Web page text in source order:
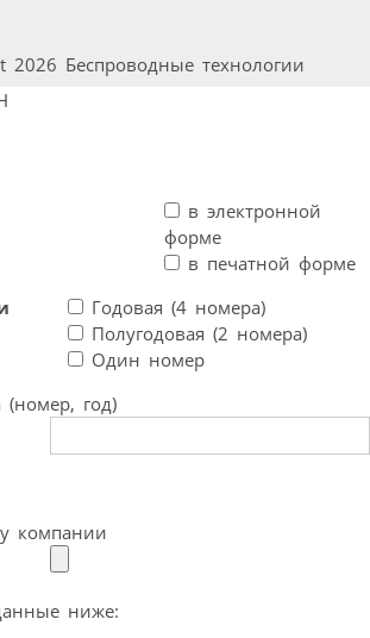
2026 Беспроводные технологии
в электронной
форме
в печатной форме
Годовая (4 номера)
Полугодовая (2 номера)
Один номер
год)
компании
ниже: